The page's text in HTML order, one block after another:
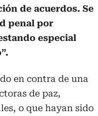
de acuerdos. Se
penal por
especial
en contra de una
de paz,
o que hayan sido